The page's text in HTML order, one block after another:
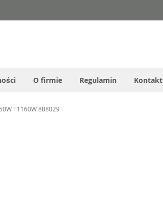
O firmie Regulamin Kontakt
T1160W 888029